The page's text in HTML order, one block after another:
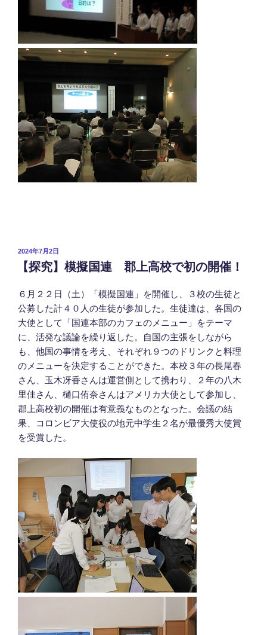
投
日:
2024年7月2日
【探究】模擬国連 郡上高校で初の開催！
６月２２日（土）「模擬国連」を開催し、３校の生徒と
公募した計４０人の生徒が参加した。生徒達は、各国の
大使として「国連本部のカフェのメニュー」をテーマ
に、活発な議論を繰り返した。自国の主張をしながら
も、他国の事情を考え、それぞれ９つのドリンクと料理
のメニューを決定することができた。本校３年の長尾春
さん、玉木冴香さんは運営側として携わり、２年の八木
里佳さん、樋口侑奈さんはアメリカ大使として参加し、
郡上高校初の開催は有意義なものとなった。会議の結
果、コロンビア大使役の地元中学生２名が最優秀大使賞
を受賞した。